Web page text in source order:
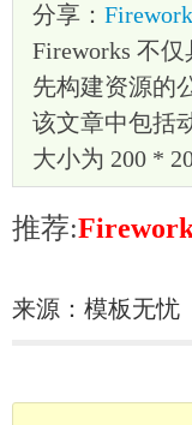
分享：
Fireworks 不
先构建资源的
该文章中包括
大小为 200 *
推荐:
来源：模板无忧